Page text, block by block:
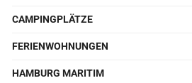
CAMPINGPLÄTZE
FERIENWOHNUNGEN
HAMBURG MARITIM